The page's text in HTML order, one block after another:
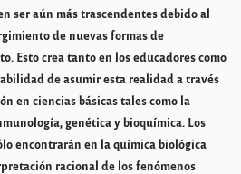
ser aún más trascendentes debido al
de nuevas formas de
Esto crea tanto en los educadores como
de asumir esta realidad a través
en ciencias básicas tales como la
genética y bioquímica. Los
encontrarán en la química biológica
racional de los fenómenos